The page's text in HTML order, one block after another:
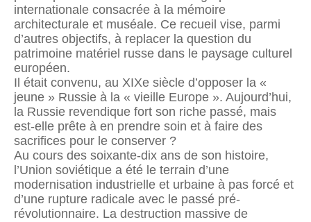
internationale consacrée à la mémoire
architecturale et muséale. Ce recueil vise, parmi
d’autres objectifs, à replacer la question du
patrimoine matériel russe dans le paysage culturel
européen.
Il était convenu, au XIXe siècle d’opposer la «
jeune » Russie à la « vieille Europe ». Aujourd’hui,
la Russie revendique fort son riche passé, mais
est-elle prête à en prendre soin et à faire des
sacrifices pour le conserver ?
Au cours des soixante-dix ans de son histoire,
l’Union soviétique a été le terrain d’une
modernisation industrielle et urbaine à pas forcé et
d’une rupture radicale avec le passé pré-
révolutionnaire. La destruction massive de